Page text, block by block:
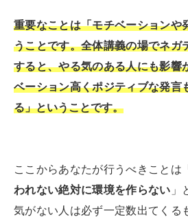
重要なことは「モチベーションや
うことです。全体講義の場でネガ
すると、やる気のある人にも影響
ベーション高くポジティブな発言
る」ということです。
ここからあなたが行うべきことは
われない絶対に環境を作らない 」
気がない人は必ず一定数出てくる